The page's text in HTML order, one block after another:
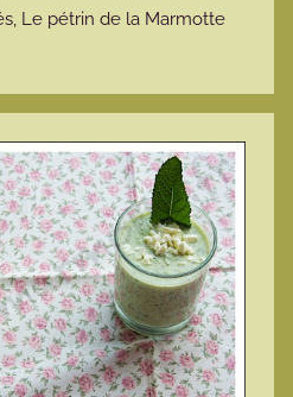
t
, Le pétrin de la Marmotte